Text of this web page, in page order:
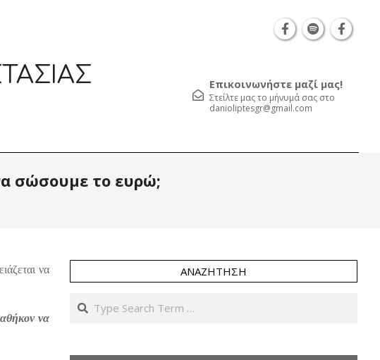
Επικοινωνήστε μαζί μας!
Στείλτε μας το μήνυμά σας στο
danioliptesgr@gmail.com
σώσουμε το ευρώ;
να
να
ΑΝΑΖΉΤΗΣΗ
Search